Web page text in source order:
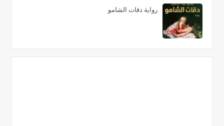
رواية دقات الشامو